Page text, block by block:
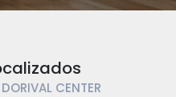
CENTER